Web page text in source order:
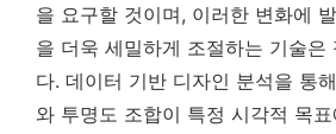
을 요구할 것이며, 이러한 변화에
을 더욱 세밀하게 조절하는 기술은
다. 데이터 기반 디자인 분석을 통
와 투명도 조합이 특정 시각적 목